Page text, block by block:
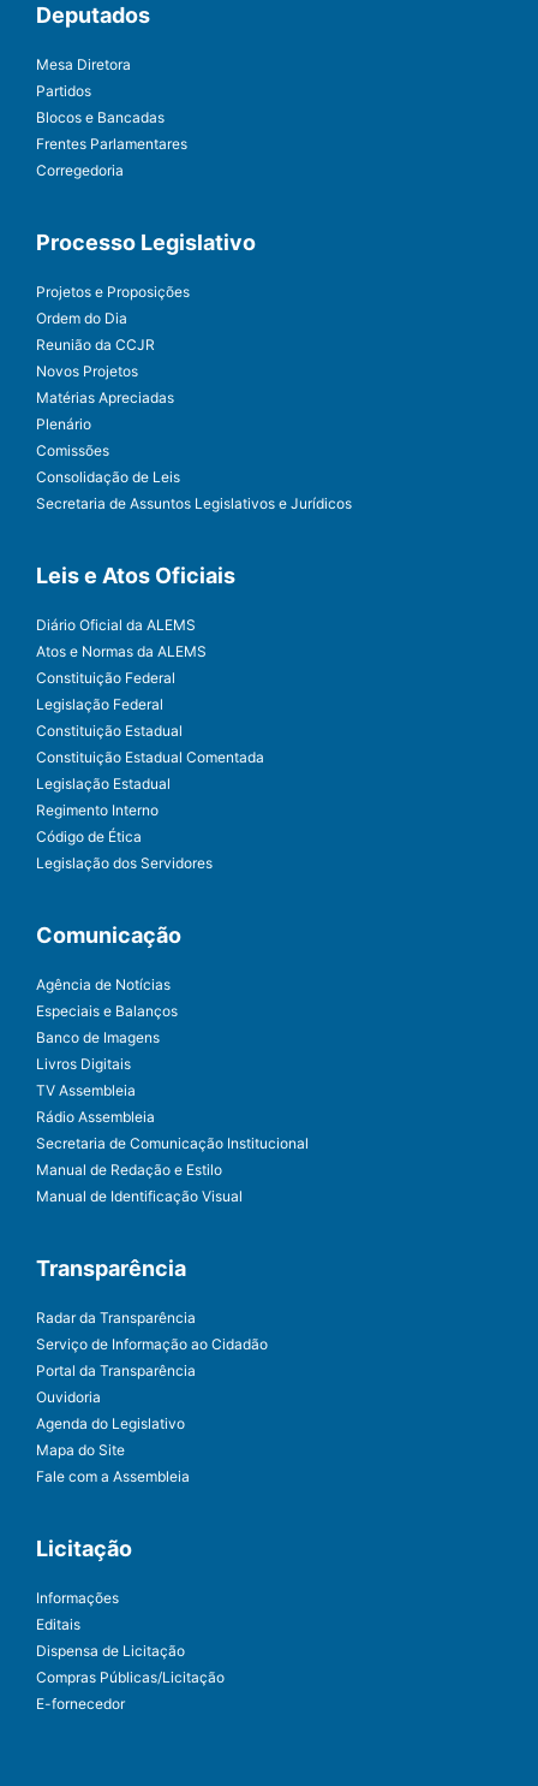
Deputados
Mesa Diretora
Partidos
Blocos e Bancadas
Frentes Parlamentares
Corregedoria
Processo Legislativo
Projetos e Proposições
Ordem do Dia
Reunião da CCJR
Novos Projetos
Matérias Apreciadas
Plenário
Comissões
Consolidação de Leis
Secretaria de Assuntos Legislativos e Jurídicos
Leis e Atos Oficiais
Diário Oficial da ALEMS
Atos e Normas da ALEMS
Constituição Federal
Legislação Federal
Constituição Estadual
Constituição Estadual Comentada
Legislação Estadual
Regimento Interno
Código de Ética
Legislação dos Servidores
Comunicação
Agência de Notícias
Especiais e Balanços
Banco de Imagens
Livros Digitais
TV Assembleia
Rádio Assembleia
Secretaria de Comunicação Institucional
Manual de Redação e Estilo
Manual de Identificação Visual
Transparência
Radar da Transparência
Serviço de Informação ao Cidadão
Portal da Transparência
Ouvidoria
Agenda do Legislativo
Mapa do Site
Fale com a Assembleia
Licitação
Informações
Editais
Dispensa de Licitação
Compras Públicas/Licitação
E-fornecedor